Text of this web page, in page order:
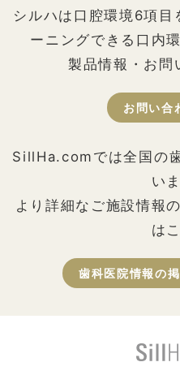
シルハは口腔環境6項目
ーニングできる口内
製品情報・お問
お問い合
SillHa.comでは全国の
い
より詳細なご施設情報
は
歯科医院情報の